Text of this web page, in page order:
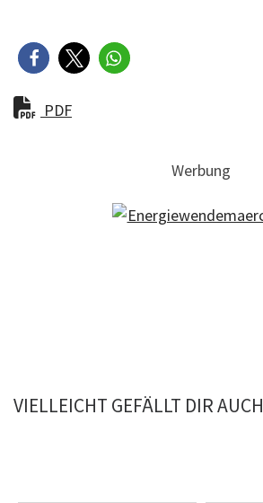
PDF
Werbung
VIELLEICHT GEFÄLLT DIR AUCH